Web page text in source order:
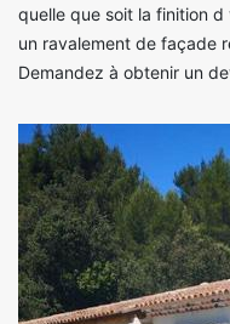
quelle que soit la finition
un ravalement de façade
Demandez à obtenir un